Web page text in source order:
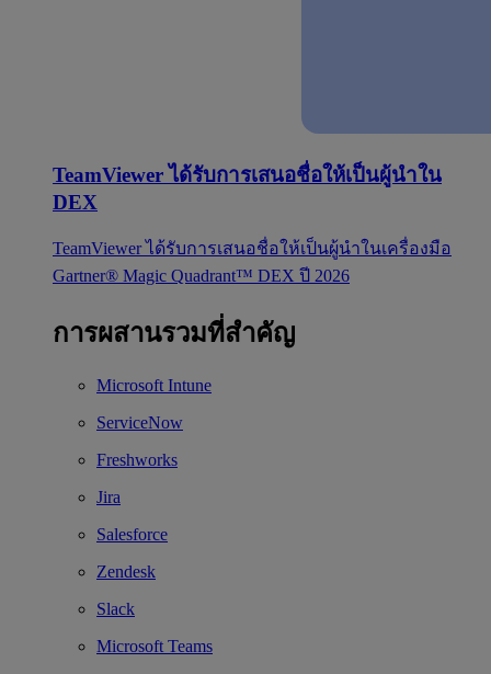
TeamViewer ได้รับการเสนอชื่อให้เป็นผู้นำใน
DEX
TeamViewer ได้รับการเสนอชื่อให้เป็นผู้นำในเครื่องมือ
Gartner® Magic Quadrant™ DEX ปี 2026
การผสานรวมที่สำคัญ
Microsoft Intune
ServiceNow
Freshworks
Jira
Salesforce
Zendesk
Slack
Microsoft Teams